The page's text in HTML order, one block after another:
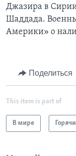
Джазира в Сирии
Шаддада.
Америки» о
Поделиться
This item is part of
В мире